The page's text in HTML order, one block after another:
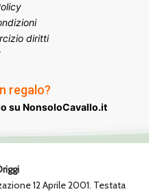
diritti
regalo?
su NonsoloCavallo.it
12 Aprile 2001. Testata